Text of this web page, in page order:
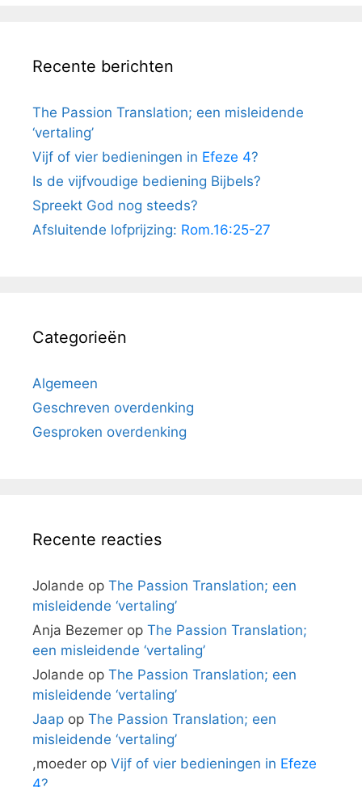
Recente berichten
The Passion Translation; een misleidende
‘vertaling’
Vijf of vier bedieningen in Efeze 4?
Is de vijfvoudige bediening Bijbels?
Spreekt God nog steeds?
Afsluitende lofprijzing: Rom.16:25-27
Categorieën
Algemeen
Geschreven overdenking
Gesproken overdenking
Recente reacties
Jolande op The Passion Translation; een
misleidende ‘vertaling’
Anja Bezemer op The Passion Translation;
een misleidende ‘vertaling’
Jolande op The Passion Translation; een
misleidende ‘vertaling’
Jaap op The Passion Translation; een
misleidende ‘vertaling’
,moeder op Vijf of vier bedieningen in Efeze